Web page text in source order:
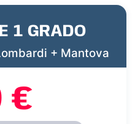
1 GRADO
+ Mantova
€